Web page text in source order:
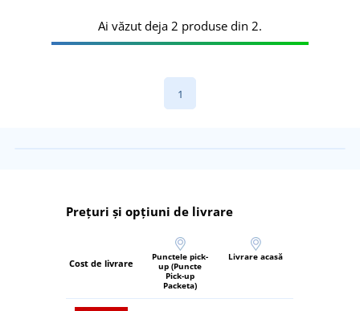
Ai văzut deja 2 produse din 2.
1
Prețuri și opțiuni de livrare
Cost de livrare
Punctele pick-
up (Puncte
Pick-up
Packeta)
Livrare acasă